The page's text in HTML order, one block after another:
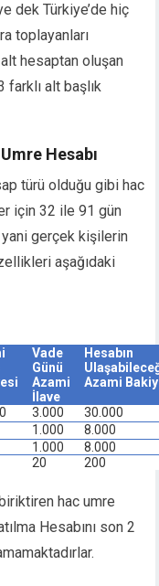
dek Türkiye’de hiç
toplayanları
hesaptan oluşan
farklı alt başlık
Hesabı
türü olduğu gibi hac
için 32 ile 91 gün
yani gerçek kişilerin
aşağıdaki
Vade
Günü
Azami
İlave
Hesabın
Azami
3.000
30.000
1.000
8.000
1.000
8.000
20 200
hac umre
Hesabını son 2